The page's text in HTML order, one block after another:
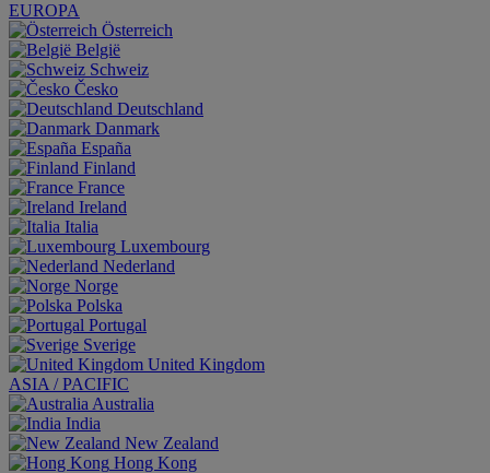
EUROPA
Österreich
België
Schweiz
Česko
Deutschland
Danmark
España
Finland
France
Ireland
Italia
Luxembourg
Nederland
Norge
Polska
Portugal
Sverige
United Kingdom
ASIA / PACIFIC
Australia
India
New Zealand
Hong Kong